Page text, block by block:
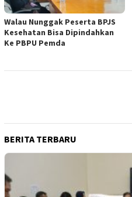
Walau Nunggak Peserta BPJS
Kesehatan Bisa Dipindahkan
Ke PBPU Pemda
BERITA TERBARU